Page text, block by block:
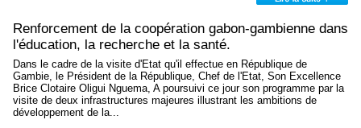
Renforcement de la coopération gabon‑gambienne dans
l'éducation, la recherche et la santé.
Dans le cadre de la visite d'Etat qu'il effectue en République de
Gambie, le Président de la République, Chef de l'Etat, Son Excellence
Brice Clotaire Oligui Nguema, A poursuivi ce jour son programme par la
visite de deux infrastructures majeures illustrant les ambitions de
développement de la...